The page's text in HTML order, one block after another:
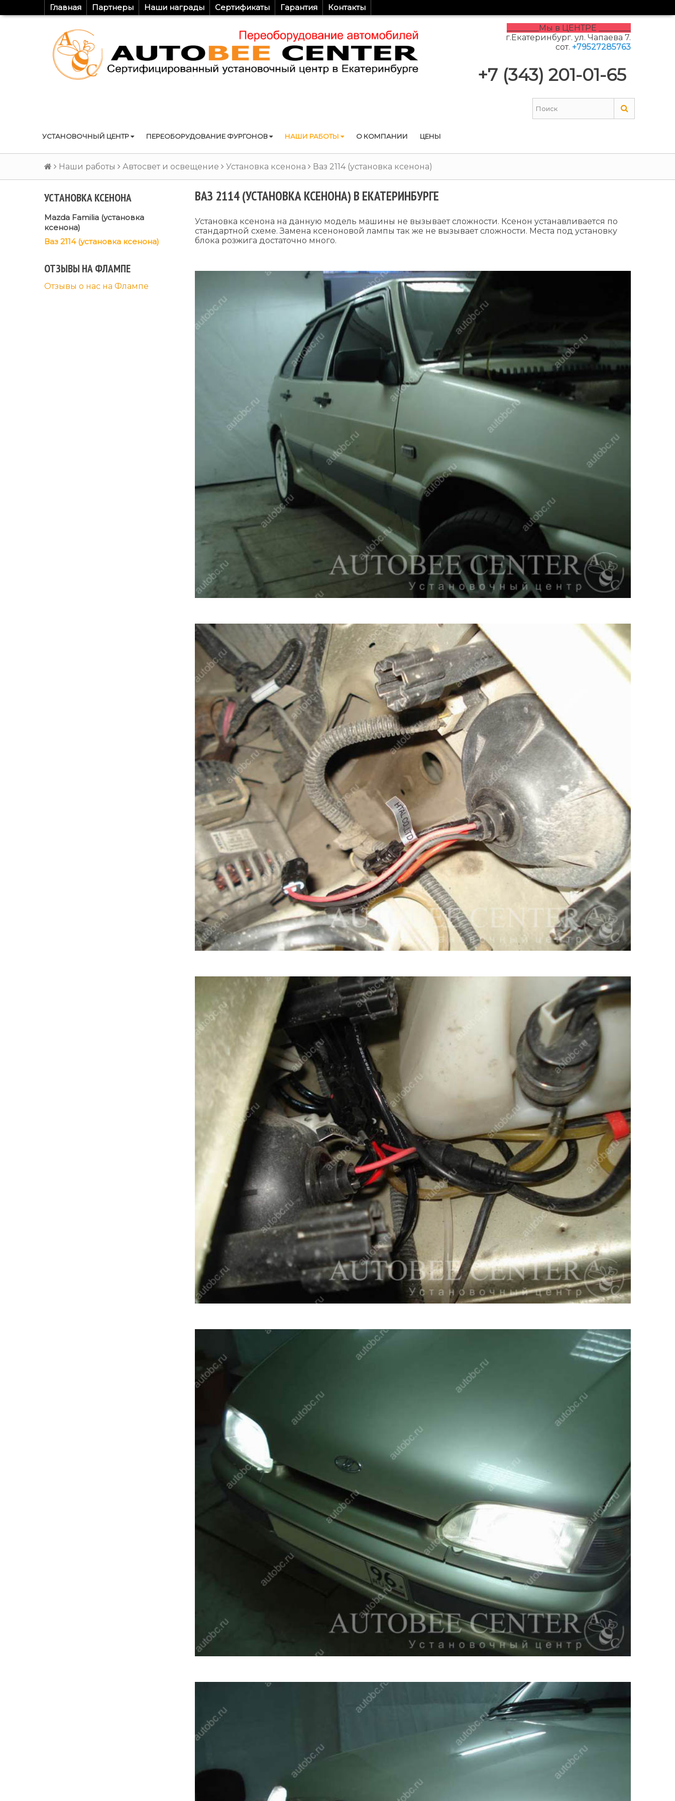
Главная Партнеры Наши награды Сертификаты Гарантия Контакты
________Мы в ЦЕНТРЕ ________
г.Екатеринбург. ул. Чапаева 7.
сот. +79527285763
+7 (343) 201-01-65
УСТАНОВОЧНЫЙ ЦЕНТР ПЕРЕОБОРУДОВАНИЕ ФУРГОНОВ НАШИ РАБОТЫ О КОМПАНИИ ЦЕНЫ
Наши работы Автосвет и освещение Установка ксенона Ваз 2114 (установка ксенона)
УСТАНОВКА КСЕНОНА
Mazda Familia (установка
ксенона)
Ваз 2114 (установка ксенона)
ОТЗЫВЫ НА ФЛАМПЕ
Отзывы о нас на Флампе
ВАЗ 2114 (УСТАНОВКА КСЕНОНА) В ЕКАТЕРИНБУРГЕ
Установка ксенона на данную модель машины не вызывает сложности. Ксенон устанавливается по
стандартной схеме. Замена ксеноновой лампы так же не вызывает сложности. Места под установку
блока розжига достаточно много.